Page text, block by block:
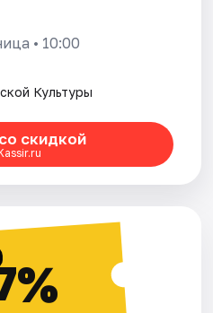
• 10:00
Культуры
скидкой